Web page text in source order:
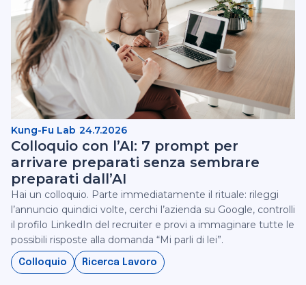
Kung-Fu Lab 24.7.2026
Colloquio con l’AI: 7 prompt per
arrivare preparati senza sembrare
preparati dall’AI
Hai un colloquio. Parte immediatamente il rituale: rileggi
l’annuncio quindici volte, cerchi l’azienda su Google, controlli
il profilo LinkedIn del recruiter e provi a immaginare tutte le
possibili risposte alla domanda “Mi parli di lei”.
Colloquio Ricerca Lavoro